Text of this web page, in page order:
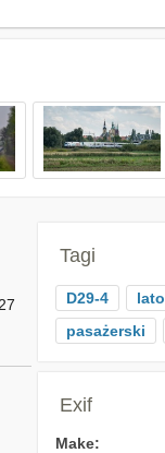
Tagi
D29-4 lato
pasażerski
Exif
Make: